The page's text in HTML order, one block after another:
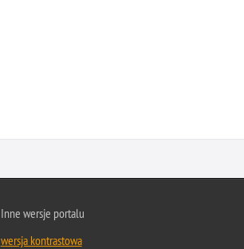
Inne wersje portalu
wersja kontrastowa